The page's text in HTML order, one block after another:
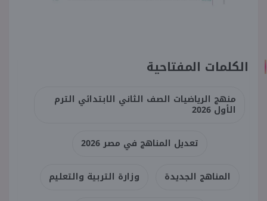
الكلمات المفتاحية
منهج الرياضيات الصف الثاني الابتدائي الترم
الأول 2026
تعديل المناهج في مصر 2026
المناهج الجديدة وزارة التربية والتعليم